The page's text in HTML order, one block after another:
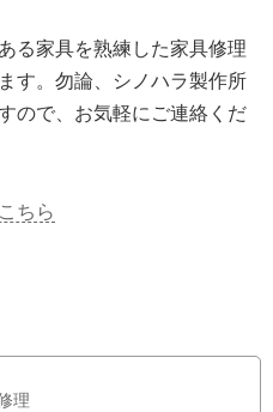
る家具を熟練した家具修理
す。勿論、シノハラ製作所
ので、お気軽にご連絡くだ
ちら
理